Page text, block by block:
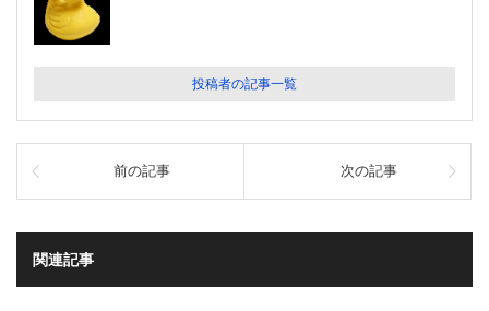
投稿者の記事一覧
前の記事 次の記事
関連記事